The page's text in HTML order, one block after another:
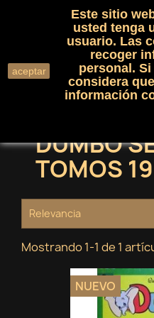
search
DUMBO
TOMOS
Relevancia
Mostrando 1-1 de 1
NUEVO
aceptar
Este sitio
usted tenga
usuario. Las
recoger
personal.
considera
información